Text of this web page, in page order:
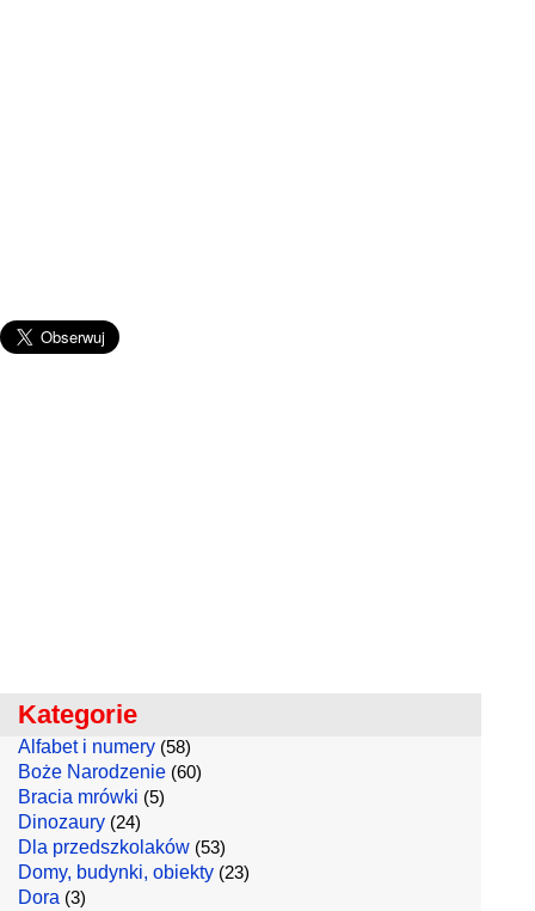
Kategorie
Alfabet i numery (58)
Boże Narodzenie (60)
Bracia mrówki (5)
Dinozaury (24)
Dla przedszkolaków (53)
Domy, budynki, obiekty (23)
Dora (3)